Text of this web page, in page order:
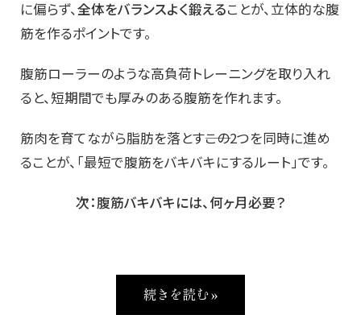
に偏らず、全体をバランスよく鍛えることが、立体的な腹
筋を作るポイントです。
腹筋ローラーのような高負荷トレーニングを取り入れ
ると、短期間でも厚みのある腹筋を作れます。
筋肉を育てながら脂肪を落とす――この2つを同時に進め
ることが、「最短で腹筋をバキバキにするルート」です。
次：腹筋バキバキには、何ヶ月必要？
続きを読む »